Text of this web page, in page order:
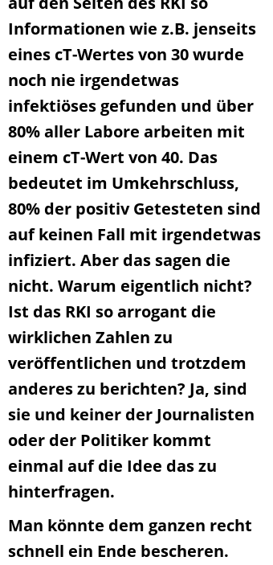
Informationen wie z.B. jenseits
eines cT-Wertes von 30 wurde
noch nie irgendetwas
infektiöses gefunden und über
80% aller Labore arbeiten mit
einem cT-Wert von 40. Das
bedeutet im Umkehrschluss,
80% der positiv Getesteten sind
auf keinen Fall mit irgendetwas
infiziert. Aber das sagen die
nicht. Warum eigentlich nicht?
Ist das RKI so arrogant die
wirklichen Zahlen zu
veröffentlichen und trotzdem
anderes zu berichten? Ja, sind
sie und keiner der Journalisten
oder der Politiker kommt
einmal auf die Idee das zu
hinterfragen.
Man könnte dem ganzen recht
schnell ein Ende bescheren.